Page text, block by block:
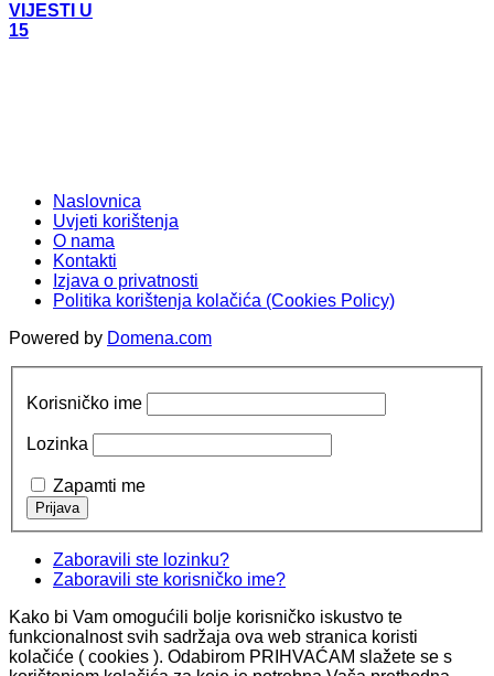
VIJESTI U
15
Naslovnica
Uvjeti korištenja
O nama
Kontakti
Izjava o privatnosti
Politika korištenja kolačića (Cookies Policy)
Powered by Domena.com
Korisničko ime
Lozinka
Zapamti me
Zaboravili ste lozinku?
Zaboravili ste korisničko ime?
Kako bi Vam omogućili bolje korisničko iskustvo te
funkcionalnost svih sadržaja ova web stranica koristi
kolačiće ( cookies ). Odabirom PRIHVAĆAM slažete se s